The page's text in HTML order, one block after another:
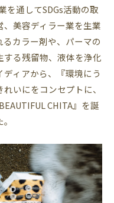
を通してSDGs活動の取
美容ディラー業を生業
カラー剤や、パーマの
る残留物、液体を浄化
ィアから、『環境にう
いにをコンセプトに、
CHITA』を誕